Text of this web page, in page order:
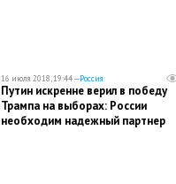
16 июля 2018, 19:44 —Россия
​Путин искренне верил в победу
Трампа на выборах: России
необходим надежный партнер